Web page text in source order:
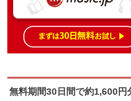
無料期間30日間で約1,600円